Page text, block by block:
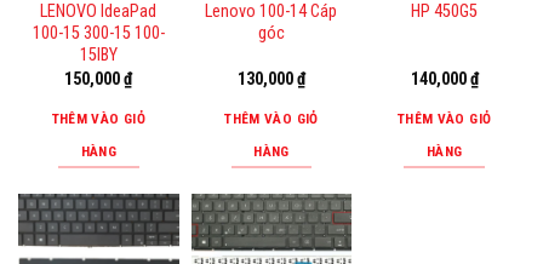
Các
chọn
có
được
chọn
trên
trang
LENOVO IdeaPad
100-15 300-15 100-
15IBY
150,000₫
THÊM VÀO GIỎ
HÀNG
Lenovo 100-14 Cáp
góc
130,000₫
THÊM VÀO GIỎ
HÀNG
HP 450G5
140,000₫
THÊM VÀO GIỎ
HÀNG